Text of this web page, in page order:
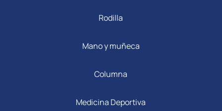
Rodilla
Mano y muñeca
Columna
Medicina Deportiva